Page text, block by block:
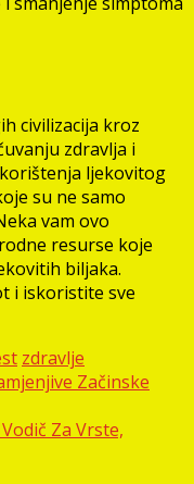
civilizacija kroz
zdravlja i
ljekovitog
su ne samo
vam ovo
resurse koje
biljaka.
i iskoristite sve
zdravlje
Začinske
Za Vrste,